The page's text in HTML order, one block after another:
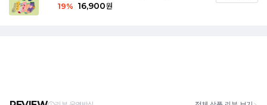
19% 16,900원